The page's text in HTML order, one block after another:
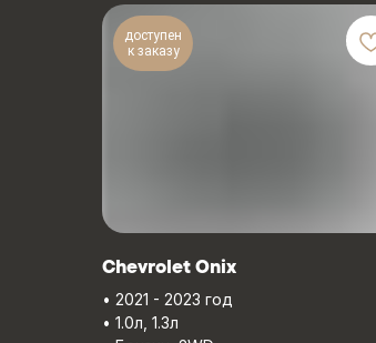
доступен
к заказу
Chevrolet Onix
• 2021 - 2023 год
• 1.0л, 1.3л